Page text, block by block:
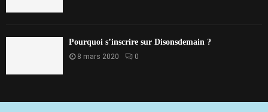
Pourquoi s’inscrire sur Disonsdemain ?
8 mars 2020 0